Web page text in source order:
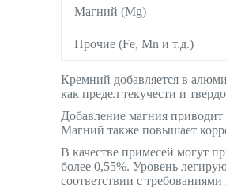
Магний (Mg)
Прочие (Fe, Mn и т.д.)
Кремний добавляется в
как предел текучести и
Добавление магния приводит
Магний также повышает
В качестве примесей могут
более 0,55%. Уровень
соответствии с